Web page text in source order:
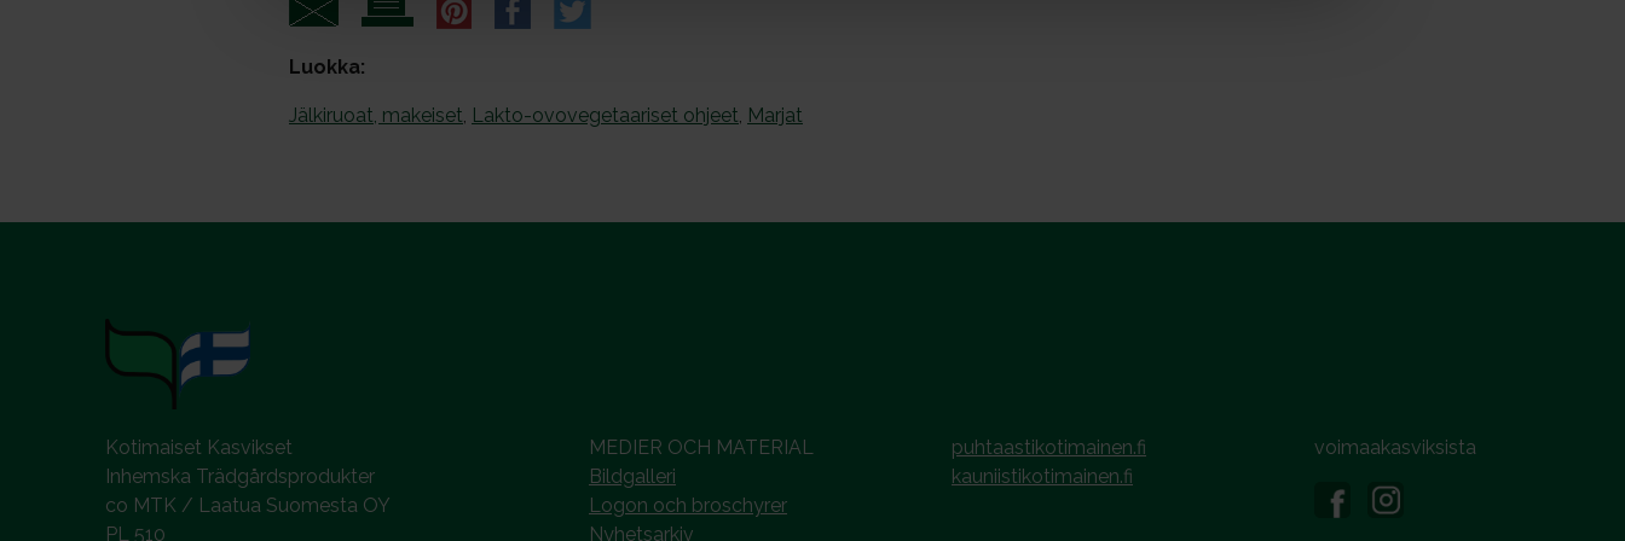
Luokka:
Jälkiruoat, makeiset, Lakto-ovovegetaariset ohjeet, Marjat
Kotimaiset Kasvikset
Inhemska Trädgårdsprodukter
co MTK / Laatua Suomesta OY
PL 510
MEDIER OCH MATERIAL
Bildgalleri
Logon och broschyrer
Nyhetsarkiv
puhtaastikotimainen.fi
kauniistikotimainen.fi
voimaakasviksista